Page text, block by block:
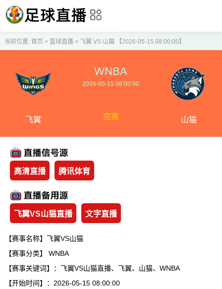
当前位置: 首页 > 篮球直播> 飞翼 VS 山猫 【2026-05-15 08:00:00】
飞翼
WNBA
2026-05-15 08:00:00
完赛 山猫
高清直播 腾讯体育
飞翼VS山猫直播 文字直播
【赛事名称】飞翼VS山猫
【赛事分类】 WNBA
【赛事关键词】：飞翼VS山猫直播、飞翼、山猫、WNBA
【开始时间】：2026-05-15 08:00:00